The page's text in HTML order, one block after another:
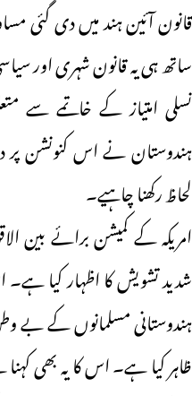
قانون آئین ہند میں دی گئی
ساتھ ہی یہ قانون شہری اور
نسلی امتیاز کے خاتمے سے
ہندوستان نے اس کنونشن
لحاظ رکھنا چاہیے۔
امریکہ کے کمیشن برائے بین
شدید تشویش کا اظہار کیا
ظاہر کیا ہے۔ اس کا یہ بھی